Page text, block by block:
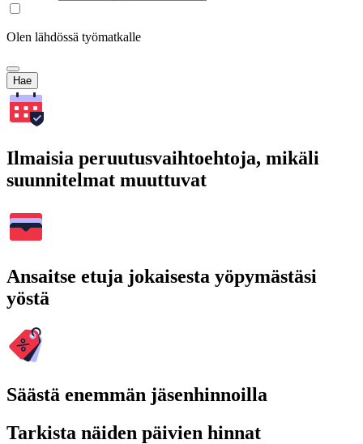
Olen lähdössä työmatkalle
Hae
Ilmaisia peruutusvaihtoehtoja, mikäli
suunnitelmat muuttuvat
Ansaitse etuja jokaisesta yöpymästäsi
yöstä
Säästä enemmän jäsenhinnoilla
Tarkista näiden päivien hinnat